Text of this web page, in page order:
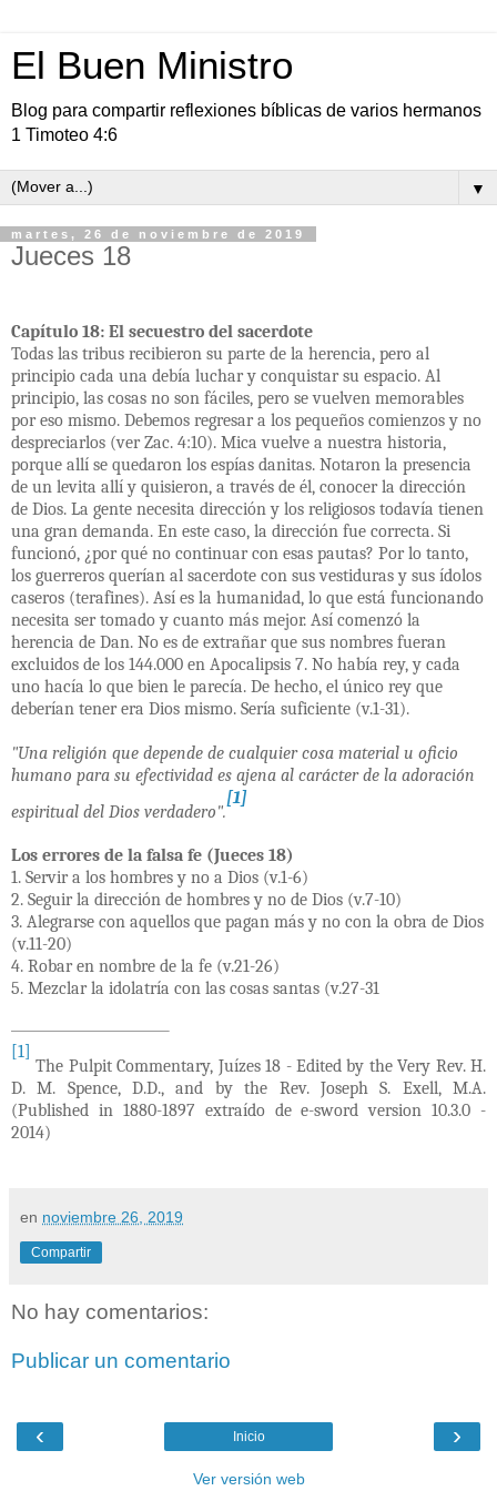
El Buen Ministro
Blog para compartir reflexiones bíblicas de varios hermanos
1 Timoteo 4:6
▼
martes, 26 de noviembre de 2019
Jueces 18
Capítulo 18: El secuestro del sacerdote
Todas las tribus recibieron su parte de la herencia, pero al
principio cada una debía luchar y conquistar su espacio. Al
principio, las cosas no son fáciles, pero se vuelven memorables
por eso mismo. Debemos regresar a los pequeños comienzos y no
despreciarlos (ver Zac. 4:10). Mica vuelve a nuestra historia,
porque allí se quedaron los espías danitas. Notaron la presencia
de un levita allí y quisieron, a través de él, conocer la dirección
de Dios. La gente necesita dirección y los religiosos todavía tienen
una gran demanda. En este caso, la dirección fue correcta. Si
funcionó, ¿por qué no continuar con esas pautas? Por lo tanto,
los guerreros querían al sacerdote con sus vestiduras y sus ídolos
caseros (terafines). Así es la humanidad, lo que está funcionando
necesita ser tomado y cuanto más mejor. Así comenzó la
herencia de Dan. No es de extrañar que sus nombres fueran
excluidos de los 144.000 en Apocalipsis 7. No había rey, y cada
uno hacía lo que bien le parecía. De hecho, el único rey que
deberían tener era Dios mismo. Sería suficiente (v.1-31).
"Una religión que depende de cualquier cosa material u oficio
humano para su efectividad es ajena al carácter de la adoración
espiritual del Dios verdadero".
[1]
Los errores de la falsa fe (Jueces 18)
1. Servir a los hombres y no a Dios (v.1-6)
2. Seguir la dirección de hombres y no de Dios (v.7-10)
3. Alegrarse con aquellos que pagan más y no con la obra de Dios
(v.11-20)
4. Robar en nombre de la fe (v.21-26)
5. Mezclar la idolatría con las cosas santas (v.27-31
[1]
The Pulpit Commentary, Juízes 18 - Edited by the Very Rev. H.
D. M. Spence, D.D., and by the Rev. Joseph S. Exell, M.A.
(Published in 1880-1897 extraído de e-sword version 10.3.0 -
2014)
en noviembre 26, 2019
Compartir
No hay comentarios:
Publicar un comentario
‹ ›
Inicio
Ver versión web